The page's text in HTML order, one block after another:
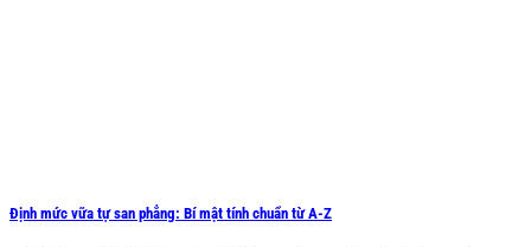
Định mức vữa tự san phẳng: Bí mật tính chuẩn từ A-Z